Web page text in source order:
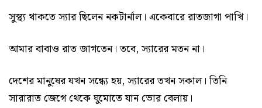
সুস্থ্য থাকতে স্যার ছিলেন নকটার্নাল। একেবারে রাতজাগা পাখি।
আমার বাবাও রাত জাগতেন। তবে, স্যারের মতন না।
দেশের মানুষের যখন সন্ধ্যে হয়, স্যারের তখন সকাল। তিনি
সারারাত জেগে থেকে ঘুমোতে যান ভোর বেলায়।